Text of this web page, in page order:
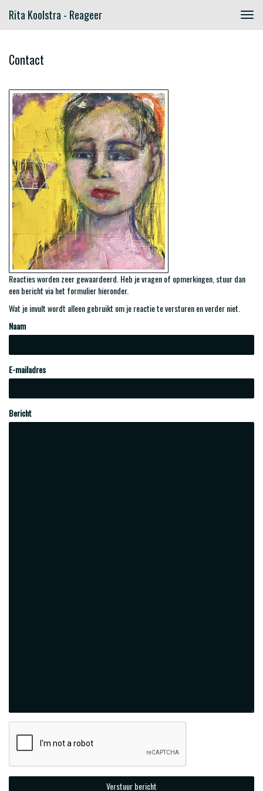
Rita Koolstra - Reageer
Contact
Reacties worden zeer gewaardeerd. Heb je vragen of opmerkingen, stuur dan
een bericht via het formulier hieronder.
Wat je invult wordt alleen gebruikt om je reactie te versturen en verder niet.
Naam
E-mailadres
Bericht